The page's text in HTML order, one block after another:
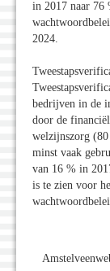
in 2017 naar 76
2024.
bedrijven in de
door de
welzijnszorg
minst vaak
van 16 % in
is te zien voor